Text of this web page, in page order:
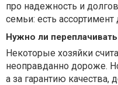
про надежность и
семьи: есть
Нужно ли
Некоторые хозяйки
неоправданно дороже.
а за гарантию качества,